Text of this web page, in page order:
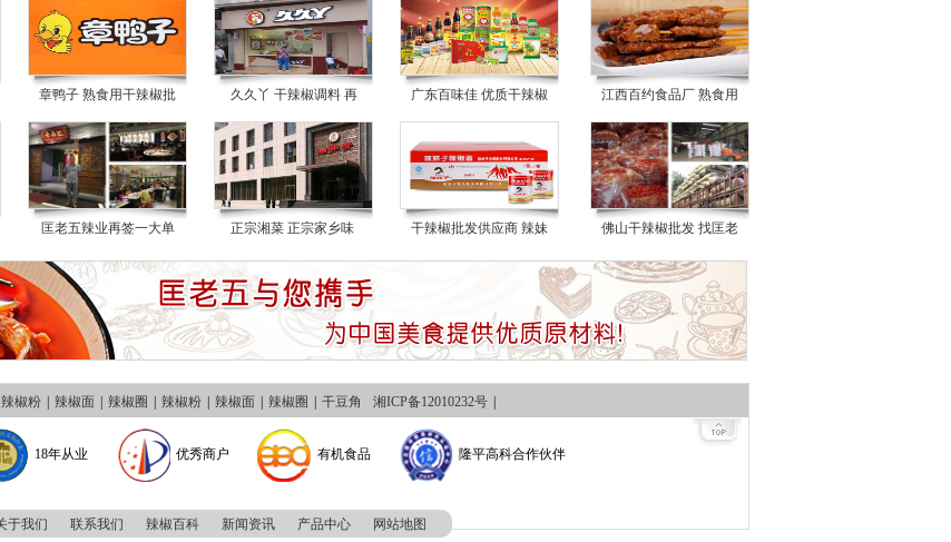
章鸭子 熟食用干辣椒批 久久丫 干辣椒调料 再 广东百味佳 优质干辣椒 江西百约食品厂 熟食用
匡老五辣业再签一大单 正宗湘菜 正宗家乡味 干辣椒批发供应商 辣妹 佛山干辣椒批发 找匡老
辣椒粉 辣椒面 辣椒圈 辣椒粉 辣椒面 辣椒圈 干豆角 湘ICP备12010232号
18年从业 优秀商户 有机食品 隆平高科合作伙伴
于我们 联系我们 辣椒百科 新闻资讯 产品中心 网站地图